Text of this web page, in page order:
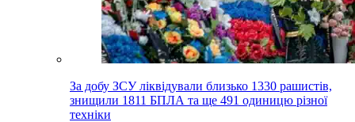
За добу ЗСУ ліквідували близько 1330 рашистів,
знищили 1811 БПЛА та ще 491 одиницю різної
техніки